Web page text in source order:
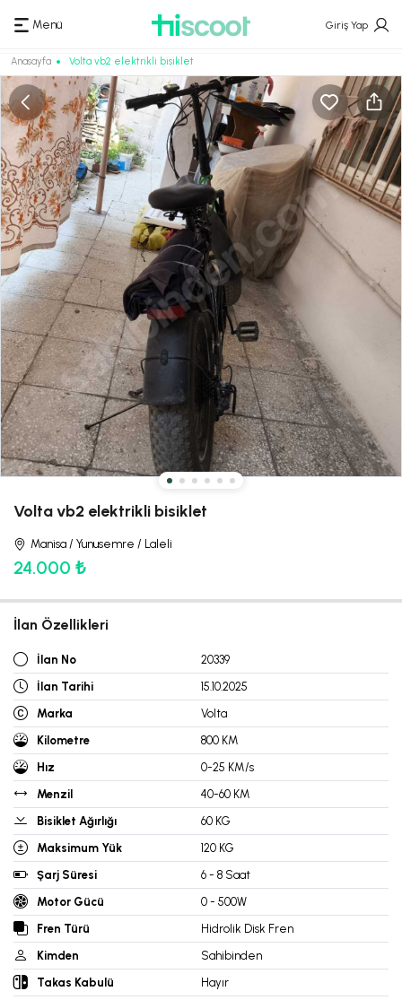
Menü Giriş Yap
Anasayfa Volta vb2 elektrikli bisiklet
Volta vb2 elektrikli bisiklet
Manisa / Yunusemre / Laleli
24.000 ₺
İlan Özellikleri
İlan No
20339
İlan Tarihi
15.10.2025
Marka
Volta
Kilometre
800 KM
Hız
0-25 KM/s
Menzil
40-60 KM
Bisiklet Ağırlığı
60 KG
Maksimum Yük
120 KG
Şarj Süresi
6 - 8 Saat
Motor Gücü
0 - 500W
Fren Türü
Hidrolik Disk Fren
Kimden
Sahibinden
Takas Kabulü
Hayır